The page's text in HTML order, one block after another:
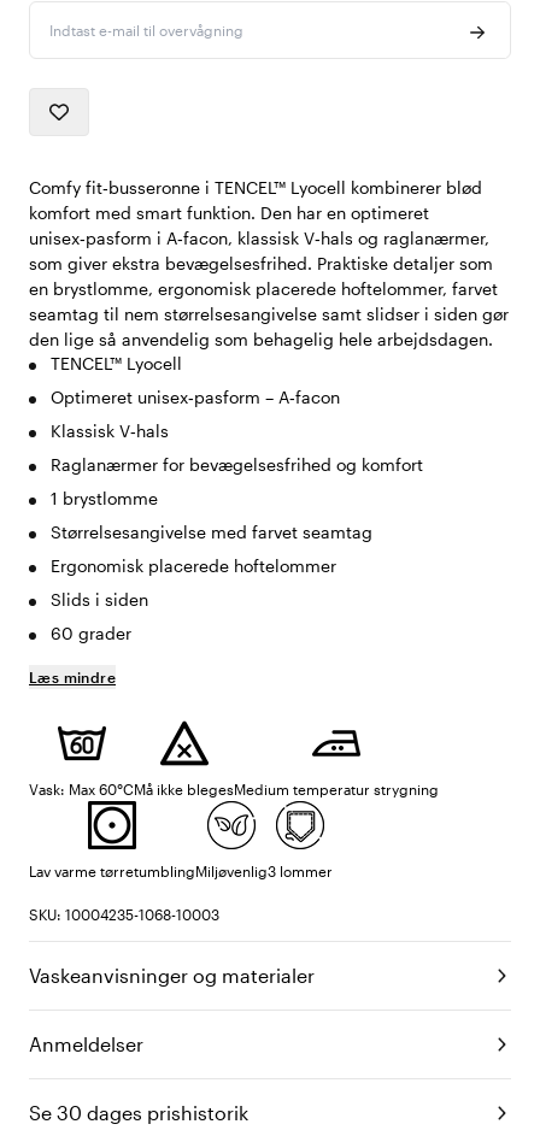
Comfy fit‑busseronne i TENCEL™ Lyocell kombinerer blød
komfort med smart funktion. Den har en optimeret
unisex‑pasform i A‑facon, klassisk V‑hals og raglanærmer,
som giver ekstra bevægelsesfrihed. Praktiske detaljer som
en brystlomme, ergonomisk placerede hoftelommer, farvet
seamtag til nem størrelsesangivelse samt slidser i siden gør
den lige så anvendelig som behagelig hele arbejdsdagen.
TENCEL™ Lyocell
Optimeret unisex‑pasform – A‑facon
Klassisk V‑hals
Raglanærmer for bevægelsesfrihed og komfort
1 brystlomme
Størrelsesangivelse med farvet seamtag
Ergonomisk placerede hoftelommer
Slids i siden
60 grader
Læs mindre
Vask: Max 60°CMå ikke blegesMedium temperatur strygning
Lav varme tørretumblingMiljøvenlig3 lommer
SKU: 10004235-1068-10003
Vaskeanvisninger og materialer
Anmeldelser
Se 30 dages prishistorik